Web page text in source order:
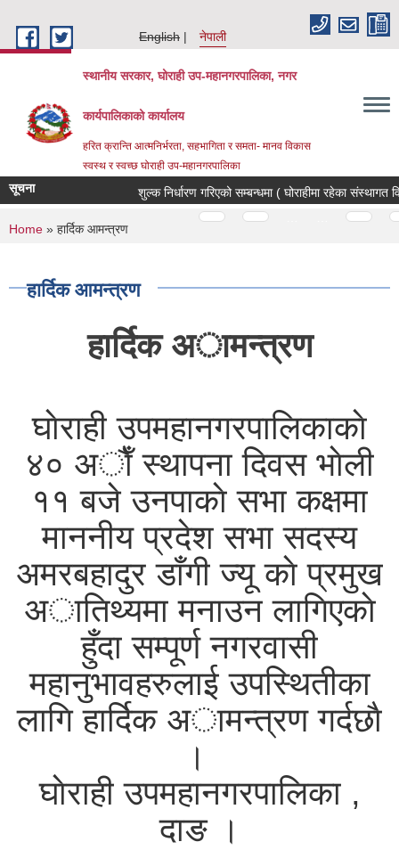
English
नेपाली
स्थानीय सरकार, घोराही उप-महानगरपालिका, नगर
कार्यपालिकाको कार्यालय
हरित क्रान्ति आत्मनिर्भरता, सहभागिता र समता- मानव विकास
स्वस्थ र स्वच्छ घोराही उप-महानगरपालिका
सूचना शुल्क निर्धारण गरिएको सम्बन्धमा ( घोराहीमा रहेका संस्थागत
Pages
You are here
Home » हार्दिक आमन्त्रण
हार्दिक आमन्त्रण
हार्दिक अामन्त्रण
घाेराही उपमहानगरपालिकाकाे
४० अाैँ स्थापना दिवस भाेली
११ बजे उनपाकाे सभा कक्षमा
माननीय प्रदेश सभा सदस्य
अमरबहादुर डाँगी ज्यू काे प्रमुख
अातिथ्यमा मनाउन लागिएकाे
हुँदा सम्पूर्ण नगरवासी
महानुभावहरुलाई उपस्थितीका
लागि हार्दिक अामन्त्रण गर्दछाै
।
घाेराही उपमहानगरपालिका ,
दाङ ।